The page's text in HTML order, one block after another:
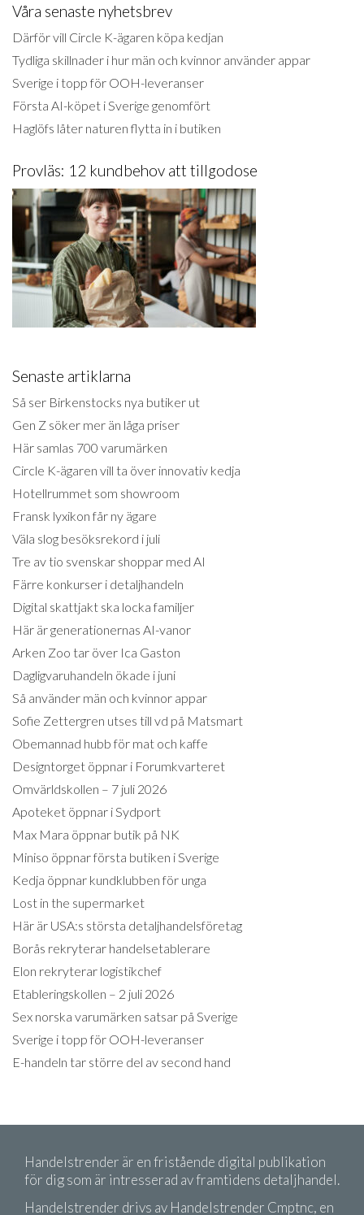
Våra senaste nyhetsbrev
Därför vill Circle K-ägaren köpa kedjan
Tydliga skillnader i hur män och kvinnor använder appar
Sverige i topp för OOH-leveranser
Första AI-köpet i Sverige genomfört
Haglöfs låter naturen flytta in i butiken
Provläs: 12 kundbehov att tillgodose
Senaste artiklarna
Så ser Birkenstocks nya butiker ut
Gen Z söker mer än låga priser
Här samlas 700 varumärken
Circle K-ägaren vill ta över innovativ kedja
Hotellrummet som showroom
Fransk lyxikon får ny ägare
Väla slog besöksrekord i juli
Tre av tio svenskar shoppar med AI
Färre konkurser i detaljhandeln
Digital skattjakt ska locka familjer
Här är generationernas AI-vanor
Arken Zoo tar över Ica Gaston
Dagligvaruhandeln ökade i juni
Så använder män och kvinnor appar
Sofie Zettergren utses till vd på Matsmart
Obemannad hubb för mat och kaffe
Designtorget öppnar i Forumkvarteret
Omvärldskollen – 7 juli 2026
Apoteket öppnar i Sydport
Max Mara öppnar butik på NK
Miniso öppnar första butiken i Sverige
Kedja öppnar kundklubben för unga
Lost in the supermarket
Här är USA:s största detaljhandelsföretag
Borås rekryterar handelsetablerare
Elon rekryterar logistikchef
Etableringskollen – 2 juli 2026
Sex norska varumärken satsar på Sverige
Sverige i topp för OOH-leveranser
E-handeln tar större del av second hand
Handelstrender är en fristående digital publikation
för dig som är intresserad av framtidens detaljhandel.
Handelstrender drivs av Handelstrender Cmptnc, en